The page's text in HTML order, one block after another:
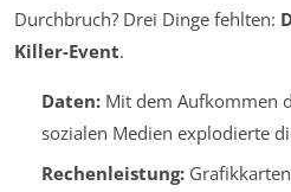
Durchbruch? Drei Dinge fehlten:
Killer-Event.
Daten:Mit dem Aufkommen
sozialen Medien explodierte
Rechenleistung: